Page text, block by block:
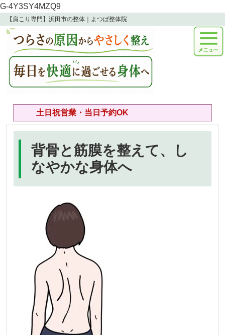
G-4Y3SY4MZQ9
【肩こり専門】浜田市の整体｜よつば整体院
土日祝営業・当日予約OK
背骨と筋膜を整えて、し
なやかな身体へ